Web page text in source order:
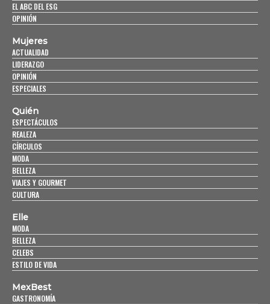
EL ABC DEL ESG
OPINIÓN
Mujeres
ACTUALIDAD
LIDERAZGO
OPINIÓN
ESPECIALES
Quién
ESPECTÁCULOS
REALEZA
CÍRCULOS
MODA
BELLEZA
VIAJES Y GOURMET
CULTURA
Elle
MODA
BELLEZA
CELEBS
ESTILO DE VIDA
MexBest
GASTRONOMÍA